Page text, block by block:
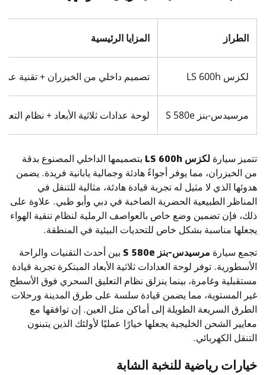
الطراز المزايا الرئيسية
لكزس LS 600h تصميم داخلي من الخيزران + تقنية
مرسيدس-بنز S 580e لوحة عدادات ثلاثية الأبعاد + نظام
تتميز سيارة لكزس LS 600h
بتصميمها الداخلي المصنوع بدقة
من الخيزران، مما يوفر أجواءً هادئة وجمالية يابانية فريدة. يضمن
هدوئها الذي لا مثيل له تجربة قيادة هادئة، مثالية للتنقل في
المناظر الطبيعية الحضرية الصاخبة في دبي وأبو ظبي. علاوة على
ذلك، فإن تضمين وضع خاص بالعواصف الرملية لنظام تنقية الهواء
يجعلها مناسبة بشكل خاص للتحديات البيئية في المنطقة.
تجمع سيارة مرسيدس-بنز S 580e
بين أحدث التقنيات والراحة
الأسطورية. توفر لوحة العدادات ثلاثية الأبعاد المبتكرة تجربة قيادة
مستقبلية وغامرة، بينما ينزلق نظام التعليق السحري فوق الأسطح
غير المستوية، مما يضمن قيادة سلسة على طرق المدينة ورحلات
الطرق السريعة الطويلة إلى أماكن مثل العين. إن توافقها مع
معايير الشحن الخليجية يجعلها خيارًا عمليًا لأولئك الذين يتبنون
التنقل الكهربائي.
خيارات رياضية للنخبة الشابة